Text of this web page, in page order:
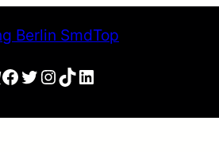
Facebook
Twitter
Instagram
TikTok
LinkedIn